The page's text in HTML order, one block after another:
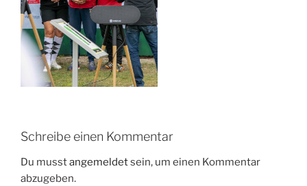
Schreibe einen Kommentar
Du musstangemeldetsein, um einen Kommentar
abzugeben.